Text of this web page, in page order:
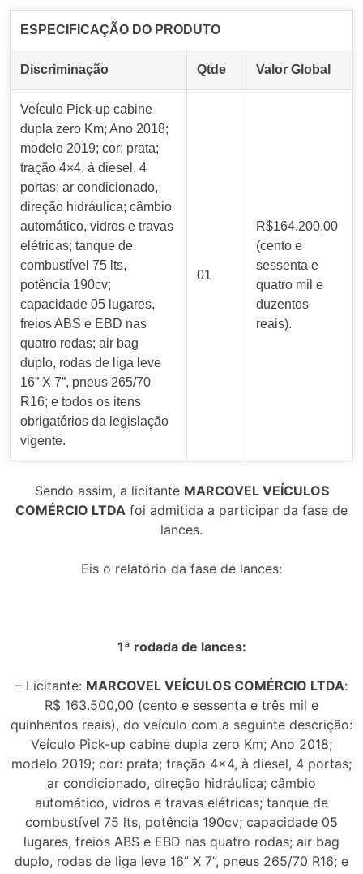
ESPECIFICAÇÃO DO PRODUTO
Discriminação Qtde Valor Global
Veículo Pick-up cabine
dupla zero Km; Ano 2018;
modelo 2019; cor: prata;
tração 4×4, à diesel, 4
portas; ar condicionado,
direção hidráulica; câmbio
automático, vidros e travas
elétricas; tanque de
combustível 75 lts,
potência 190cv;
capacidade 05 lugares,
freios ABS e EBD nas
quatro rodas; air bag
duplo, rodas de liga leve
16” X 7”, pneus 265/70
R16; e todos os itens
obrigatórios da legislação
vigente.
01
R$164.200,00
(cento e
sessenta e
quatro mil e
duzentos
reais).
Sendo assim, a licitante MARCOVEL VEÍCULOS
COMÉRCIO LTDA foi admitida a participar da fase de
lances.
Eis o relatório da fase de lances:
1ª rodada de lances:
– Licitante: MARCOVEL VEÍCULOS COMÉRCIO LTDA:
R$ 163.500,00 (cento e sessenta e três mil e
quinhentos reais), do veículo com a seguinte descrição:
Veículo Pick-up cabine dupla zero Km; Ano 2018;
modelo 2019; cor: prata; tração 4×4, à diesel, 4 portas;
ar condicionado, direção hidráulica; câmbio
automático, vidros e travas elétricas; tanque de
combustível 75 lts, potência 190cv; capacidade 05
lugares, freios ABS e EBD nas quatro rodas; air bag
duplo, rodas de liga leve 16” X 7”, pneus 265/70 R16; e